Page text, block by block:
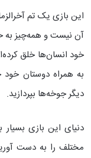
این بازی یک تم
آن نیست و همه‌چیز به
خود انسان‌ها خلق
به همراه دوستان
دیگر جوخه‌ها بپردازید.
دنیای این بازی
مختلف را به دست